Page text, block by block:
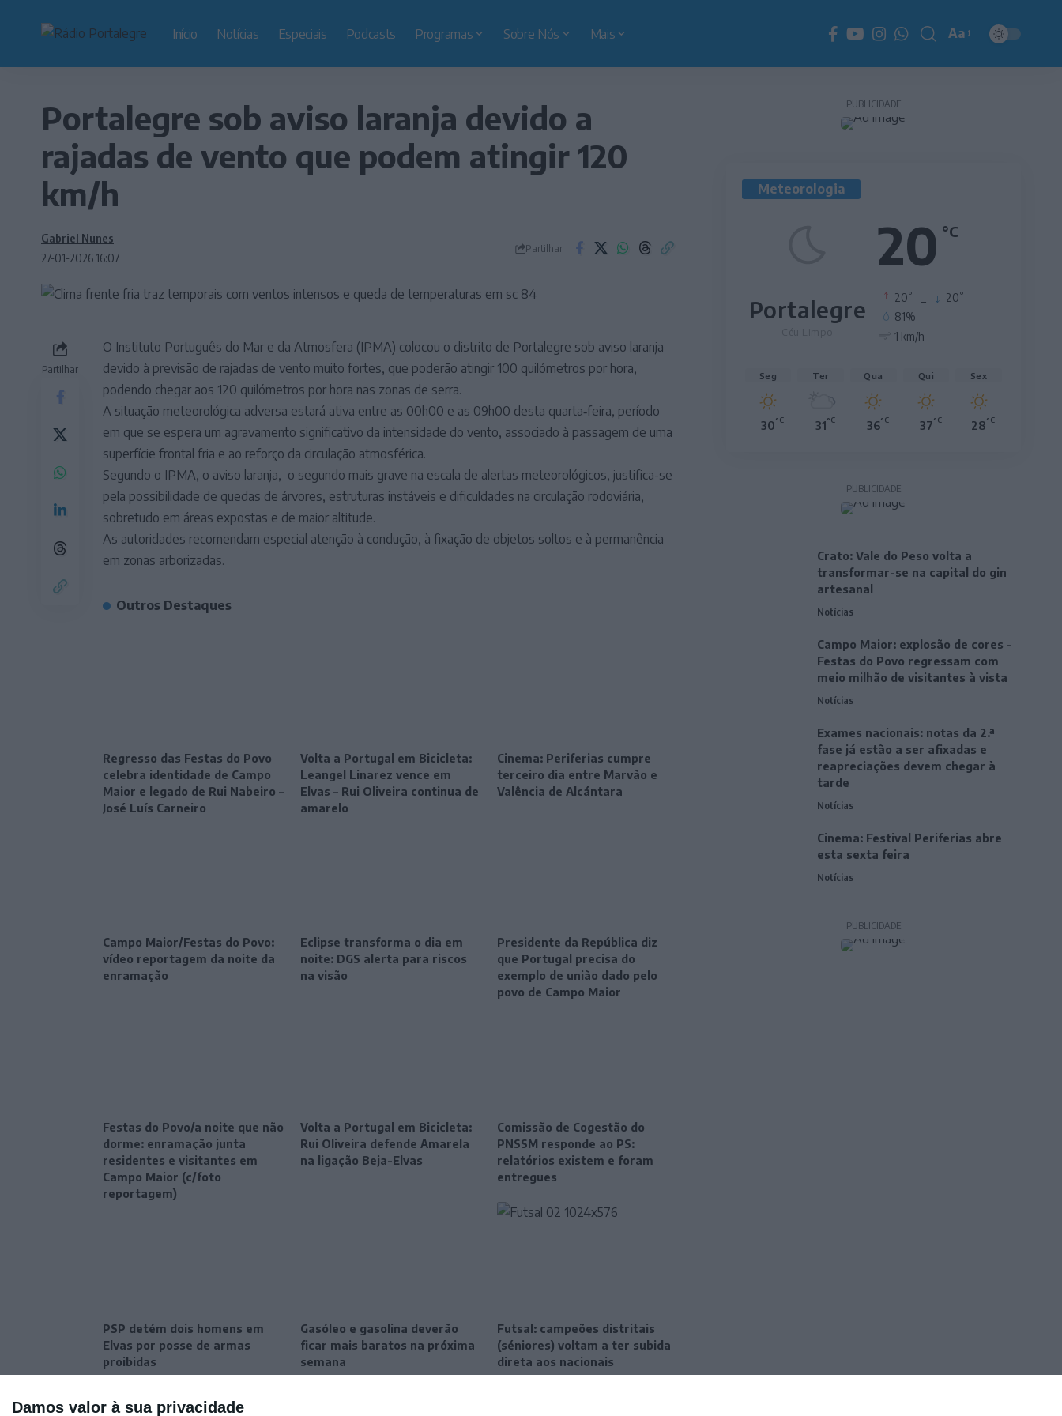
Damos valor à sua privacidade
Início Notícias Especiais Podcasts Programas Sobre Nós Mais
Redimensionador
de
Aa
Portalegre sob aviso laranja devido a
rajadas de vento que podem atingir 120
km/h
27-01-2026 16:07
Gabriel Nunes
Partilhar
Partilhar
O Instituto Português do Mar e da Atmosfera (IPMA) colocou o distrito de Portalegre sob aviso laranja
devido à previsão de rajadas de vento muito fortes, que poderão atingir 100 quilómetros por hora,
podendo chegar aos 120 quilómetros por hora nas zonas de serra.
A situação meteorológica adversa estará ativa entre as 00h00 e as 09h00 desta quarta‑feira, período
em que se espera um agravamento significativo da intensidade do vento, associado à passagem de uma
superfície frontal fria e ao reforço da circulação atmosférica.
Segundo o IPMA, o aviso laranja, o segundo mais grave na escala de alertas meteorológicos, justifica-se
pela possibilidade de quedas de árvores, estruturas instáveis e dificuldades na circulação rodoviária,
sobretudo em áreas expostas e de maior altitude.
As autoridades recomendam especial atenção à condução, à fixação de objetos soltos e à permanência
em zonas arborizadas.
Outros Destaques
Regresso das Festas do Povo
celebra identidade de Campo
Maior e legado de Rui Nabeiro –
José Luís Carneiro
Volta a Portugal em Bicicleta:
Leangel Linarez vence em
Elvas – Rui Oliveira continua de
amarelo
Cinema: Periferias cumpre
terceiro dia entre Marvão e
Valência de Alcántara
Campo Maior/Festas do Povo:
vídeo reportagem da noite da
enramação
Eclipse transforma o dia em
noite: DGS alerta para riscos
na visão
Presidente da República diz
que Portugal precisa do
exemplo de união dado pelo
povo de Campo Maior
Festas do Povo/a noite que não
dorme: enramação junta
residentes e visitantes em
Campo Maior (c/foto
reportagem)
Volta a Portugal em Bicicleta:
Rui Oliveira defende Amarela
na ligação Beja-Elvas
Comissão de Cogestão do
PNSSM responde ao PS:
relatórios existem e foram
entregues
PSP detém dois homens em
Elvas por posse de armas
proibidas
Gasóleo e gasolina deverão
ficar mais baratos na próxima
semana
Futsal: campeões distritais
(séniores) voltam a ter subida
direta aos nacionais
PUBLICIDADE
Meteorologia
20 °C
Portalegre 20° 20°
81%
1 km/h
Seg
30°C
Ter
31°C
Qua
36°C
Qui
37°C
Sex
28°C
PUBLICIDADE
Crato: Vale do Peso volta a
transformar-se na capital do gin
artesanal
Notícias
Campo Maior: explosão de cores –
Festas do Povo regressam com
meio milhão de visitantes à vista
Notícias
Exames nacionais: notas da 2.ª
fase já estão a ser afixadas e
reapreciações devem chegar à
tarde
Notícias
Cinema: Festival Periferias abre
esta sexta feira
Notícias
PUBLICIDADE